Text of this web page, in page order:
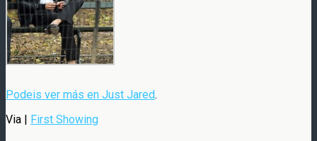
Podeis ver más en Just Jared.
Via | First Showing